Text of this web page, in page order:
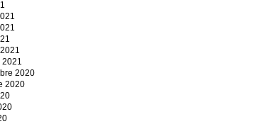
2021
2020
2020